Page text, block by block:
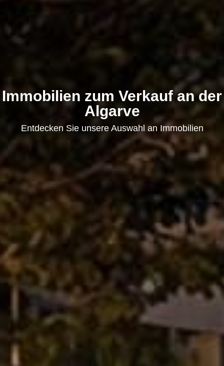
Immobilien zum Verkauf an der
Algarve
Entdecken Sie unsere Auswahl an Immobilien